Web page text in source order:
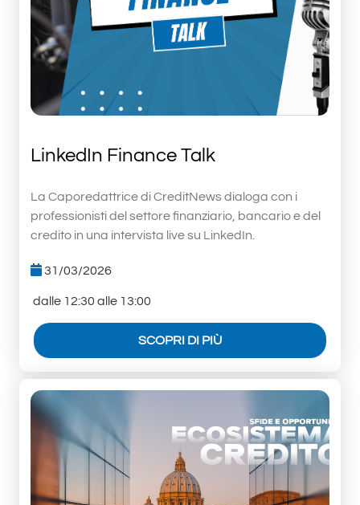
LinkedIn Finance Talk
La Caporedattrice di CreditNews dialoga con i
professionisti del settore finanziario, bancario e del
credito in una intervista live su LinkedIn.
31/03/2026
dalle 12:30 alle 13:00
SCOPRI DI PIÙ